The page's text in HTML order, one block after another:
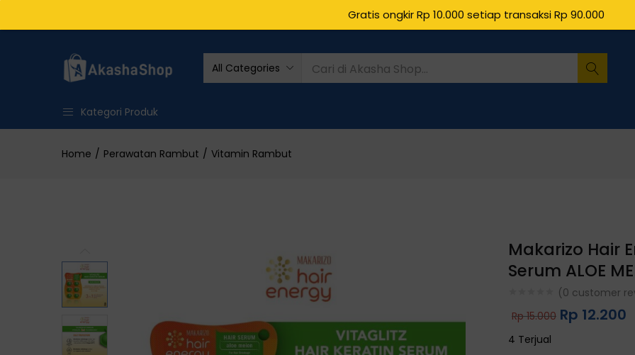
All Categories
Kategori Produk
Home Perawatan Rambut Vitamin Rambut
Makarizo Hair
Serum ALOE
(0 customer
Rp15.000 Rp 12.200
4 Terjual
Gratis ongkir Rp 10.000 setiap transaksi Rp 90.000